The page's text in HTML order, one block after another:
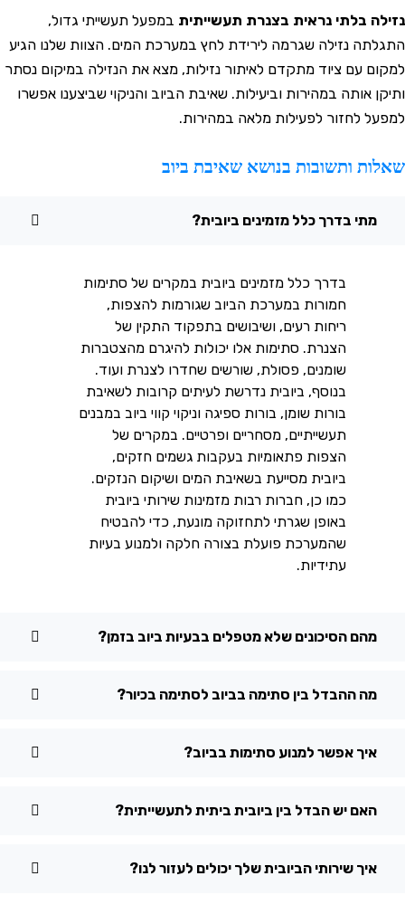
בלתי נראית בצנרת תעשייתיתבמפעל תעשייתי גדול,
נזילה שגרמה לירידת לחץ במערכת המים. הצוות שלנו הגיע
עם ציוד מתקדם לאיתור נזילות, מצא את הנזילה במיקום נסתר
אותה במהירות וביעילות. שאיבת הביוב והניקוי שביצענו אפשרו
לחזור לפעילות מלאה במהירות.
ותשובות בנושא שאיבת ביוב
מתי בדרך כלל מזמינים ביובית?
בדרך כלל מזמינים ביובית במקרים של סתימות
חמורות במערכת הביוב שגורמות להצפות,
ריחות רעים, ושיבושים בתפקוד התקין של
הצנרת. סתימות אלו יכולות להיגרם מהצטברות
שומנים, פסולת, שורשים שחדרו לצנרת ועוד.
בנוסף, ביובית נדרשת לעיתים קרובות לשאיבת
בורות שומן, בורות ספיגה וניקוי קווי ביוב במבנים
תעשייתיים, מסחריים ופרטיים. במקרים של
הצפות פתאומיות בעקבות גשמים חזקים,
ביובית מסייעת בשאיבת המים ושיקום הנזקים.
כמו כן, חברות רבות מזמינות שירותי ביובית
באופן שגרתי לתחזוקה מונעת, כדי להבטיח
שהמערכת פועלת בצורה חלקה ולמנוע בעיות
עתידיות.
מהם הסיכונים שלא מטפלים בבעיות ביוב בזמן?
מה ההבדל בין סתימה בביוב לסתימה בכיור?
איך אפשר למנוע סתימות בביוב?
האם יש הבדל בין ביובית ביתית לתעשייתית?
איך שירותי הביובית שלך יכולים לעזור לנו?